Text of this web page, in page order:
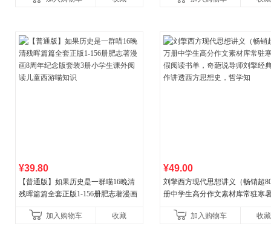
¥39.80
【普通版】如果历史是一群喵16晚清
残晖篇篇全套正版1-156册肥志著漫画
儿童西游喵知识
加入购物车 收藏
¥49.00
刘擎西方现代思想讲义（畅销超
册中学生高分作文素材库常驻寒
讲透西方思想史，哲学知
加入购物车 收藏